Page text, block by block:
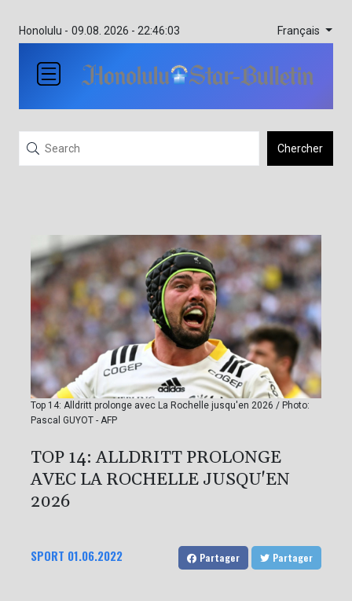
Honolulu - 09.08. 2026 - 22:46:03 Français
Chercher
Top 14: Alldritt prolonge avec La Rochelle jusqu'en 2026 / Photo:
Pascal GUYOT - AFP
TOP 14: ALLDRITT PROLONGE
AVEC LA ROCHELLE JUSQU'EN
2026
SPORT 01.06.2022 Partager Partager